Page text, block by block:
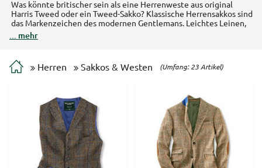
Was könnte britischer sein als eine Herrenweste aus original
Harris Tweed oder ein Tweed-Sakko? Klassische Herrensakkos sind
das Markenzeichen des modernen Gentlemans. Leichtes Leinen,
edle Seide im Mix mit Schurwolle machen die Sakkos im
englischen Stil sommertauglich. Bei THE BRITISH SHOP finden Sie
englischen Club-Blazer. Stehkragensakko oder Sakkojacken mit
Überkaro, für jeden Kleidungsstil haben wir das richtige Sakko.
... mehr
Herren Sakkos & Westen (Umfang: 23 Artikel)